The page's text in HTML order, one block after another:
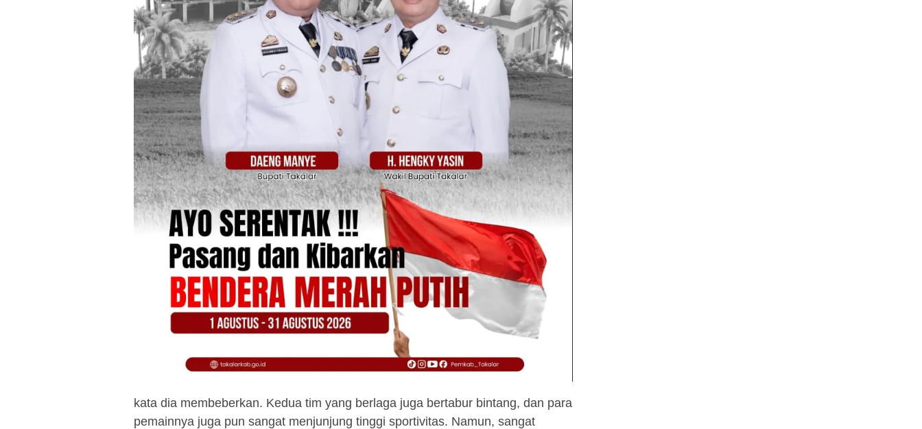
kata dia membeberkan. Kedua tim yang berlaga juga bertabur bintang, dan para
pemainnya juga pun sangat menjunjung tinggi sportivitas. Namun, sangat